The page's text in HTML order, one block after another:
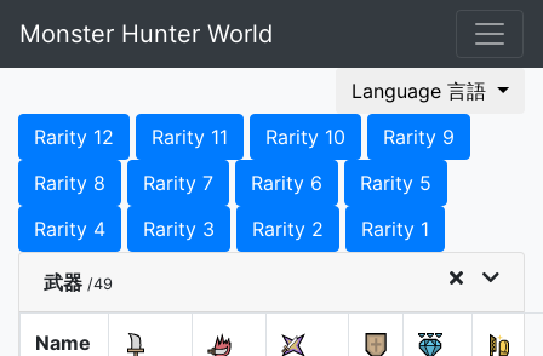
Monster Hunter World
Language 言語
Rarity 12
Rarity 11 Rarity 10
Rarity 9
Rarity 8
Rarity 7 Rarity 6
Rarity 5
Rarity 4
Rarity 3 Rarity 2 Rarity 1
武器 /49
Name